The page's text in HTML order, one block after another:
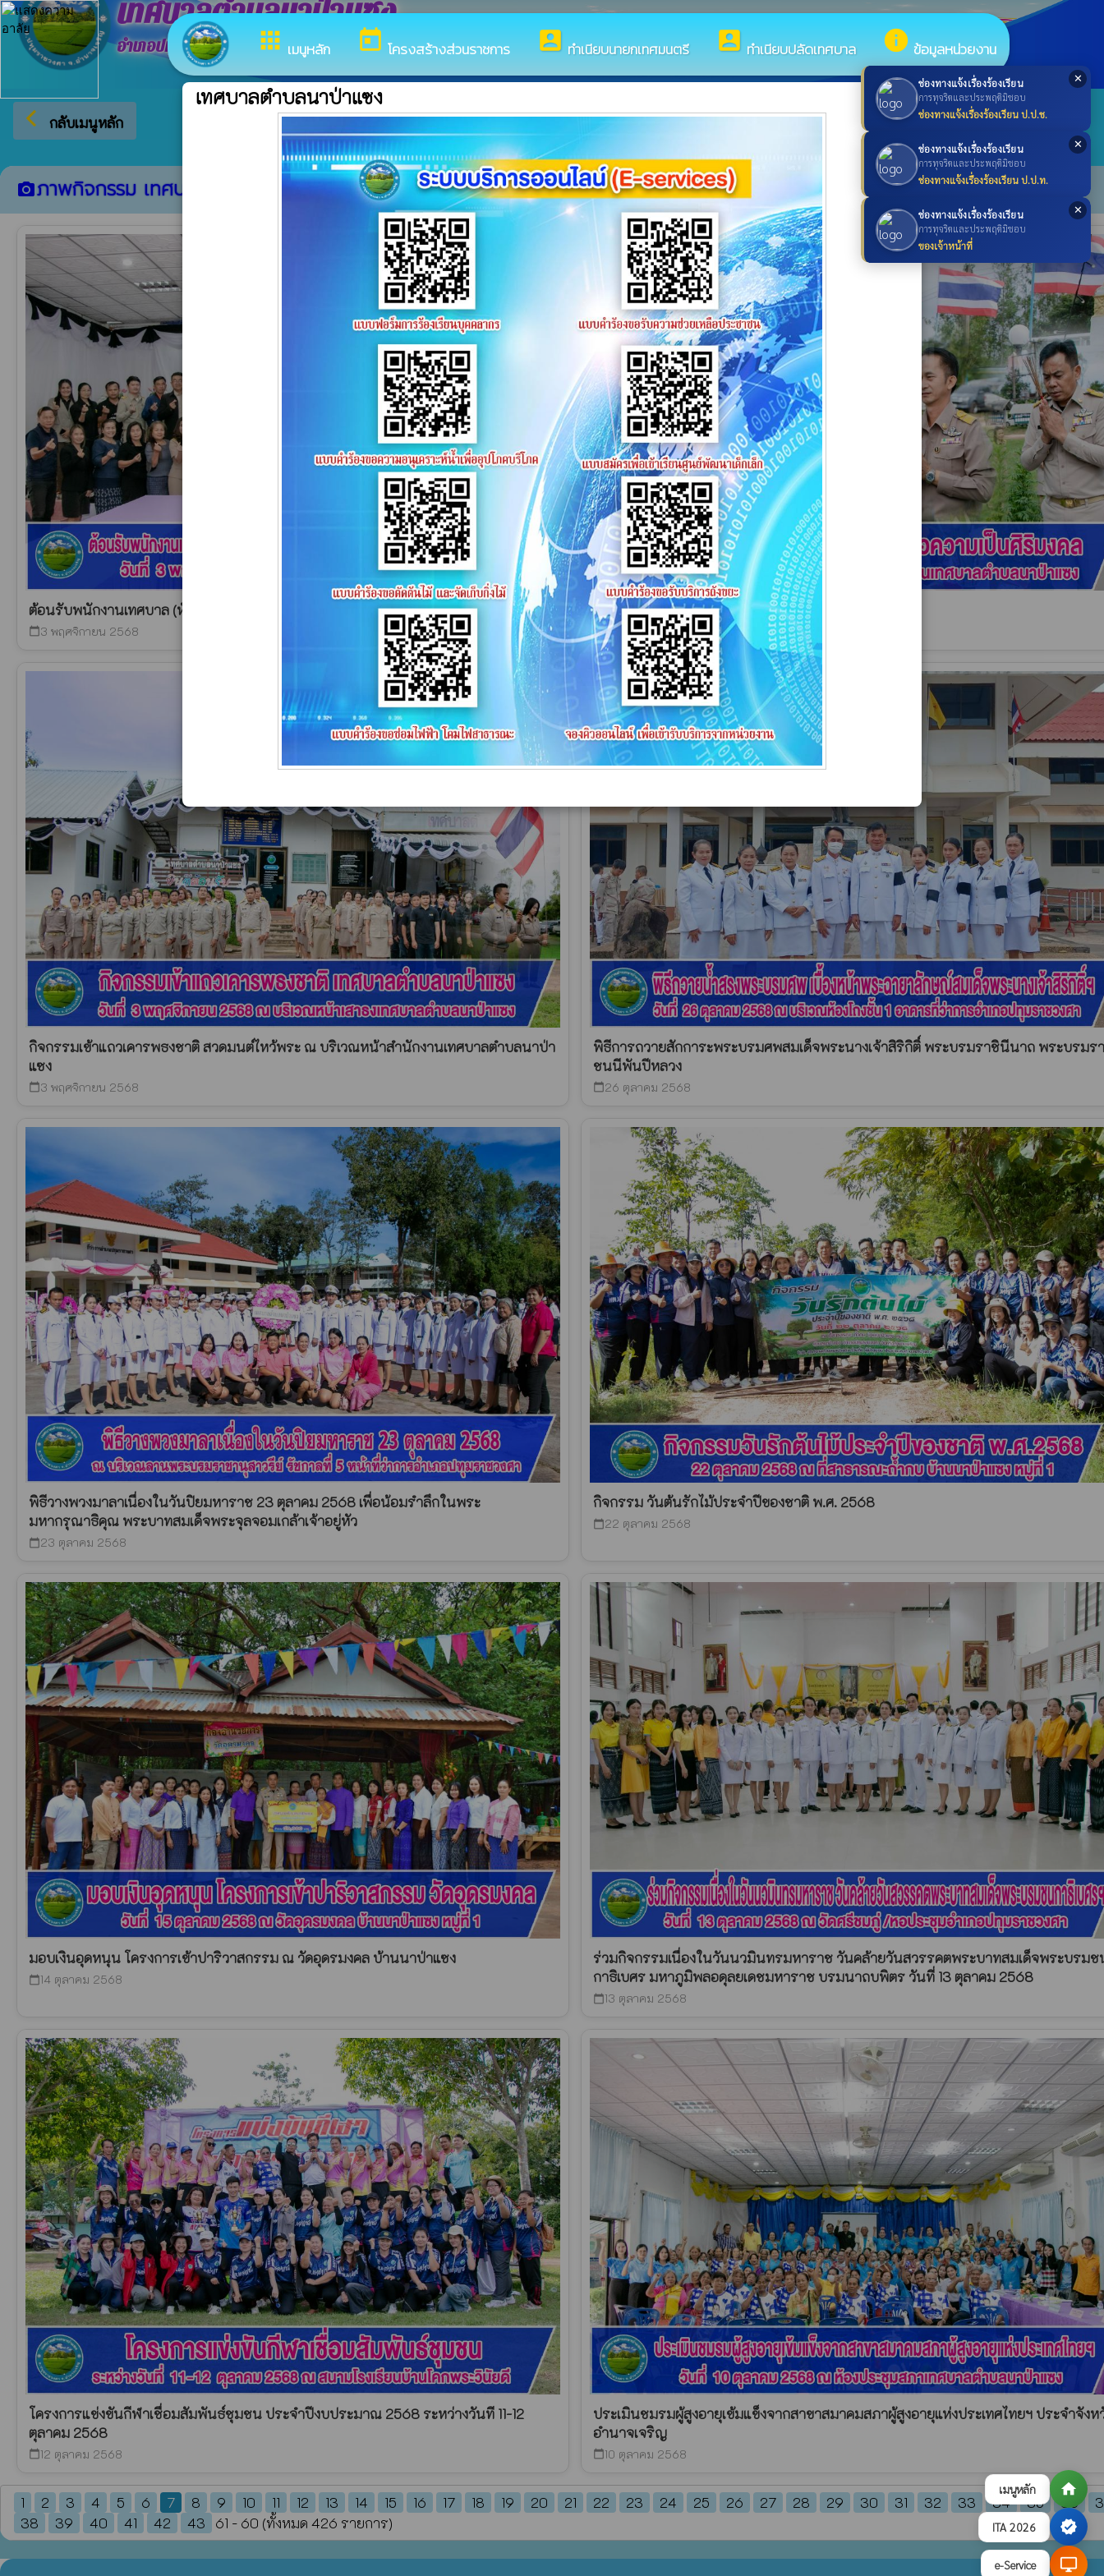
เมนูหลัก home
ITA 2026 verified
e-Service desktop_windows
✕
ช่องทางแจ้งเรื่องร้องเรียน
การทุจริตและประพฤติมิชอบ
ช่องทางแจ้งเรื่องร้องเรียน ป.ป.ช.
✕
ช่องทางแจ้งเรื่องร้องเรียน
การทุจริตและประพฤติมิชอบ
ช่องทางแจ้งเรื่องร้องเรียน ป.ป.ท.
✕
ช่องทางแจ้งเรื่องร้องเรียน
การทุจริตและประพฤติมิชอบ
ของเจ้าหน้าที่
apps เมนูหลัก todayโครงสร้างส่วนราชการ account_box ทำเนียบนายกเทศมนตรี account_box ทำเนียบปลัดเทศบาล infoข้อมูลหน่วยงาน
เทศบาลตำบลนาป่าแซง
อำเภอปทุมราชวงศา จังหวัดอำนาจเจริญ
arrow_back_ios กลับเมนูหลัก ยินดีต้อนรับสู่เว็บไซต์ของ เทศบาลตำบลนาป่าแซง searchค้นหา
camera_altภาพกิจกรรม เทศบาลตำบลนาป่าแซง
ต้อนรับพนักงานเทศบาล (หัวหน้าสำนักปลัดเทศบาล) โอน ย้ายมาดำรงตำแหน่งใหม่
calendar_today 3 พฤศจิกายน 2568
ไหว้ศาลพระพรม ศาลปู่ ย่า เพื่อความเป็นศิริมงคล
calendar_today3 พฤศจิกายน 2568
กิจกรรมเข้าแถวเคารพธงชาติ สวดมนต์ไหว้พระ ณ บริเวณหน้าสำนักงานเทศบาลตำบลนาป่า
แซง
calendar_today 3 พฤศจิกายน 2568
พิธีการถวายสักการะพระบรมศพสมเด็จพระนางเจ้าสิริกิติ์ พระบรมราชินีนาถ พระบรมร
ชนนีพันปีหลวง
calendar_today 26 ตุลาคม 2568
พิธีวางพวงมาลาเนื่องในวันปิยมหาราช 23 ตุลาคม 2568 เพื่อน้อมรำลึกในพระ
มหากรุณาธิคุณ พระบาทสมเด็จพระจุลจอมเกล้าเจ้าอยู่หัว
calendar_today23 ตุลาคม 2568
กิจกรรม วันต้นรักไม้ประจำปีของชาติ พ.ศ. 2568
calendar_today22 ตุลาคม 2568
มอบเงินอุดหนุน โครงการเข้าปาริวาสกรรม ณ วัดอุดรมงคล บ้านนาป่าแซง
calendar_today14 ตุลาคม 2568
ร่วมกิจกรรมเนื่องในวันนวมินทรมหาราช วันคล้ายวันสวรรคตพระบาทสมเด็จพระบรมช
กาธิเบศร มหาภูมิพลอดุลยเดชมหาราช บรมนาถบพิตร วันที่ 13 ตุลาคม 2568
calendar_today13 ตุลาคม 2568
โครงการแข่งขันกีฬาเชื่อมสัมพันธ์ชุมชน ประจำปีงบประมาณ 2568 ระหว่างวันที 11-12
ตุลาคม 2568
calendar_today 12 ตุลาคม 2568
ประเมินชมรมผู้สูงอายุเข้มแข็งจากสาขาสมาคมสภาผู้สูงอายุแห่งประเทศไทยฯ ประจำจังห
อำนาจเจริญ
calendar_today 10 ตุลาคม 2568
1 2 3 4 5 6 7 8 9 10 11 12 13 14 15 16 17 18 19 20 21 22 23 24 25 26 27 28 29 30 31 32 33 34 35 36
38
39 40 41 42 43 61 - 60 (ทั้งหมด 426 รายการ)
×
เทศบาลตำบลนาป่าแซง